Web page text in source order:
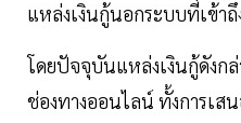
แหล่งเงินกู้นอกระบบที่เข้าถึ
โดยปัจจุบันแหล่งเงินกู้ดังกล่
ช่องทางออนไลน์ ทั้งการเ